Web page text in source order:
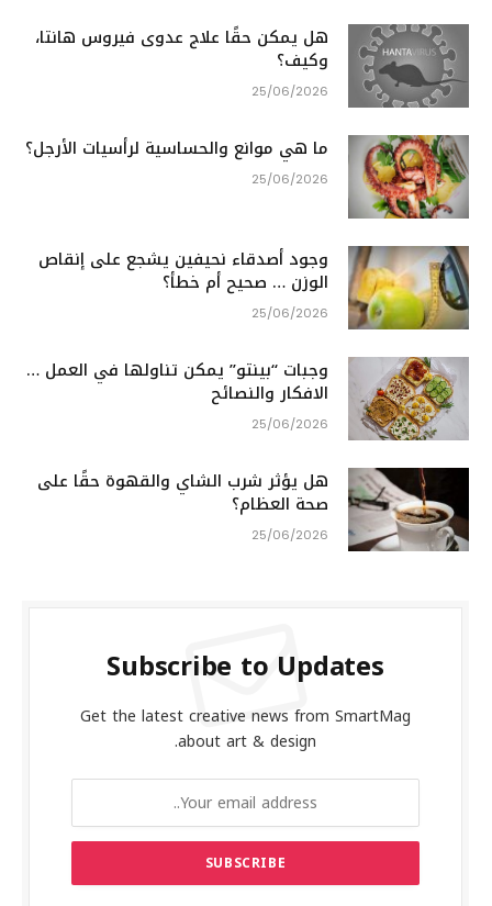
هل يمكن حقًا علاج عدوى فيروس هانتا،
وكيف؟
25/06/2026
ما هي موانع والحساسية لرأسيات الأرجل؟
25/06/2026
وجود أصدقاء نحيفين يشجع على إنقاص
الوزن … صحيح أم خطأ؟
25/06/2026
وجبات “بينتو” يمكن تناولها في العمل …
الافكار والنصائح
25/06/2026
هل يؤثر شرب الشاي والقهوة حقًا على
صحة العظام؟
25/06/2026
Subscribe to Updates
Get the latest creative news from SmartMag
about art & design.